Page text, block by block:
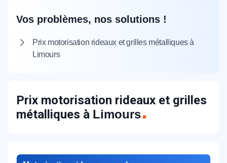
Vos problèmes, nos solutions !
Prix motorisation rideaux et grilles métalliques à
Limours
Prix motorisation rideaux et grilles
métalliques à Limours